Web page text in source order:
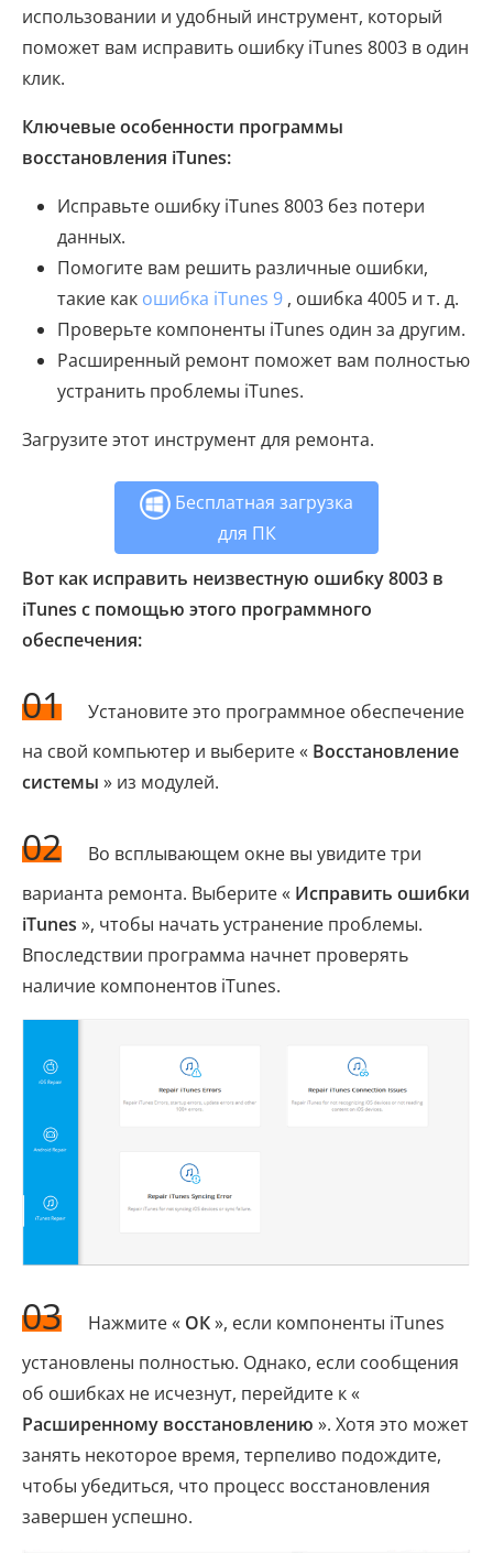
использовании и удобный инструмент, который
поможет вам исправить ошибку iTunes 8003 в один
клик.
Ключевые особенности программы
восстановления iTunes:
Исправьте ошибку iTunes 8003 без потери
данных.
Помогите вам решить различные ошибки,
такие как ошибка iTunes 9 , ошибка 4005 и т. д.
Проверьте компоненты iTunes один за другим.
Расширенный ремонт поможет вам полностью
устранить проблемы iTunes.
Загрузите этот инструмент для ремонта.
Бесплатная загрузка
для ПК
Вот как исправить неизвестную ошибку 8003 в
iTunes с помощью этого программного
обеспечения:
01
Установите это программное обеспечение
на свой компьютер и выберите « Восстановление
системы » из модулей.
02
Во всплывающем окне вы увидите три
варианта ремонта. Выберите « Исправить ошибки
iTunes », чтобы начать устранение проблемы.
Впоследствии программа начнет проверять
наличие компонентов iTunes.
03 Нажмите « ОК», если компоненты iTunes
установлены полностью. Однако, если сообщения
об ошибках не исчезнут, перейдите к «
Расширенному восстановлению ». Хотя это может
занять некоторое время, терпеливо подождите,
чтобы убедиться, что процесс восстановления
завершен успешно.